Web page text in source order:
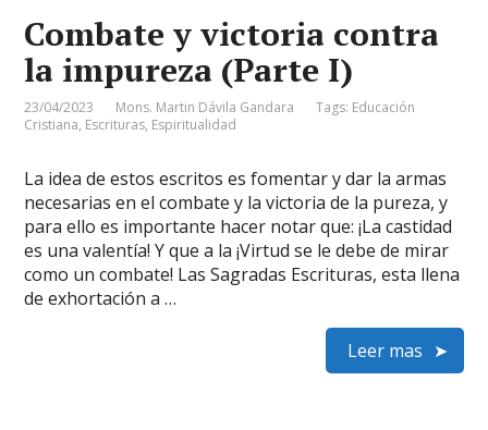
Combate y victoria contra
la impureza (Parte I)
23/04/2023 Mons. Martin Dávila Gandara Tags: Educación
Cristiana, Escrituras, Espiritualidad
La idea de estos escritos es fomentar y dar la armas
necesarias en el combate y la victoria de la pureza, y
para ello es importante hacer notar que: ¡La castidad
es una valentía! Y que a la ¡Virtud se le debe de mirar
como un combate! Las Sagradas Escrituras, esta llena
de exhortación a …
Leer mas